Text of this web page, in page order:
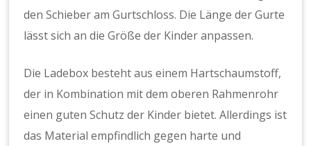
den Schieber am Gurtschloss. Die Länge der Gurte
lässt sich an die Größe der Kinder anpassen.
Die Ladebox besteht aus einem Hartschaumstoff,
der in Kombination mit dem oberen Rahmenrohr
einen guten Schutz der Kinder bietet. Allerdings ist
das Material empfindlich gegen harte und